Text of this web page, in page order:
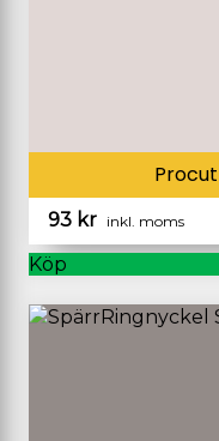
Procut
93 kr inkl. moms
Köp